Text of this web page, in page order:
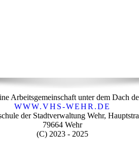
Arbeitsgemeinschaft unter dem Dach
WWW.VHS-WEHR.DE
der Stadtverwaltung Wehr,
79664 Wehr
(C) 2023 - 2025